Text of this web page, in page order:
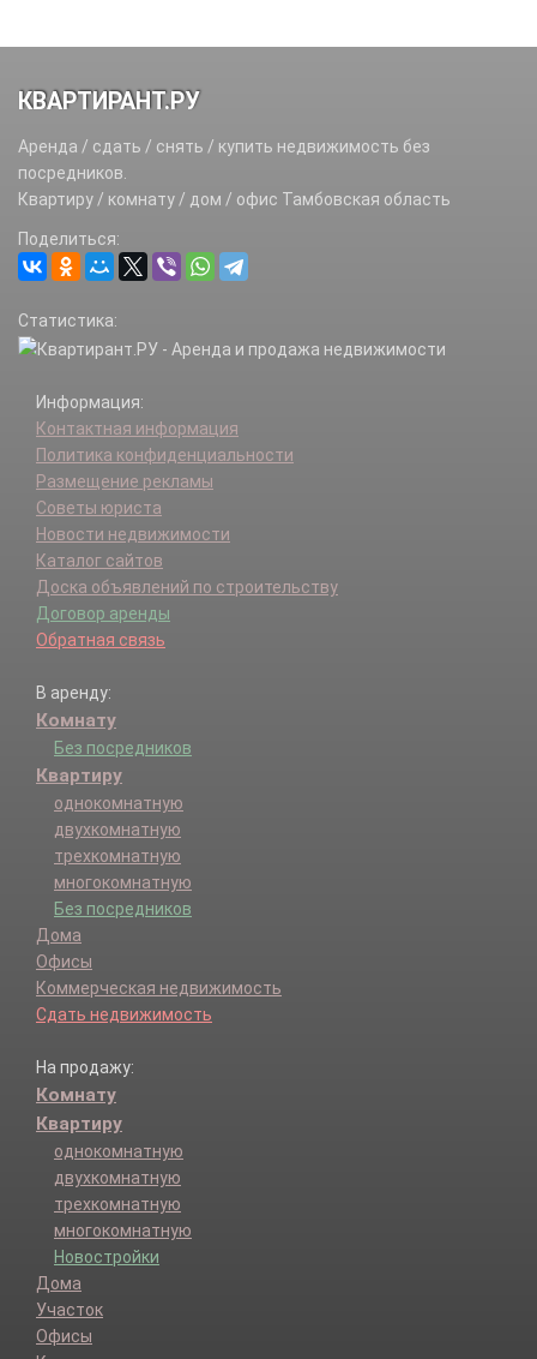
КВАРТИРАНТ.РУ
Аренда / сдать / снять / купить недвижимость без
посредников.
Квартиру / комнату / дом / офис Тамбовская область
Поделиться:
Статистика:
Информация:
Контактная информация
Политика конфиденциальности
Размещение рекламы
Советы юриста
Новости недвижимости
Каталог сайтов
Доска объявлений по строительству
Договор аренды
Обратная связь
В аренду:
Комнату
Без посредников
Квартиру
однокомнатную
двухкомнатную
трехкомнатную
многокомнатную
Без посредников
Дома
Офисы
Коммерческая недвижимость
Сдать недвижимость
На продажу:
Комнату
Квартиру
однокомнатную
двухкомнатную
трехкомнатную
многокомнатную
Новостройки
Дома
Участок
Офисы